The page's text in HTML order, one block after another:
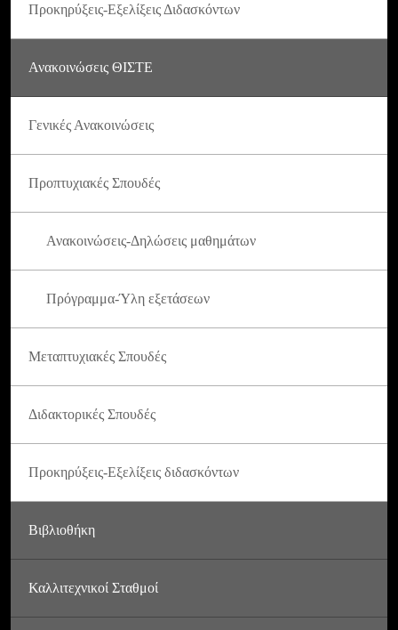
Προκηρύξεις-Εξελίξεις Διδασκόντων
Ανακοινώσεις ΘΙΣΤΕ
Γενικές Ανακοινώσεις
Προπτυχιακές Σπουδές
Ανακοινώσεις-Δηλώσεις μαθημάτων
Πρόγραμμα-Ύλη εξετάσεων
Μεταπτυχιακές Σπουδές
Διδακτορικές Σπουδές
Προκηρύξεις-Εξελίξεις διδασκόντων
Βιβλιοθήκη
Καλλιτεχνικοί Σταθμοί